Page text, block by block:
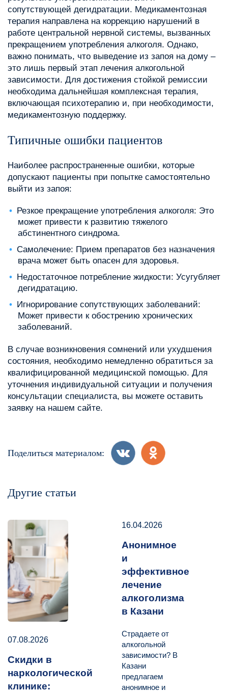
сопутствующей дегидратации. Медикаментозная
терапия направлена на коррекцию нарушений в
работе центральной нервной системы, вызванных
прекращением употребления алкоголя. Однако,
важно понимать, что выведение из запоя на дому –
это лишь первый этап лечения алкогольной
зависимости. Для достижения стойкой ремиссии
необходима дальнейшая комплексная терапия,
включающая психотерапию и, при необходимости,
медикаментозную поддержку.
Типичные ошибки пациентов
Наиболее распространенные ошибки, которые
допускают пациенты при попытке самостоятельно
выйти из запоя:
Резкое прекращение употребления алкоголя: Это
может привести к развитию тяжелого
абстинентного синдрома.
Самолечение: Прием препаратов без назначения
врача может быть опасен для здоровья.
Недостаточное потребление жидкости: Усугубляет
дегидратацию.
Игнорирование сопутствующих заболеваний:
Может привести к обострению хронических
заболеваний.
В случае возникновения сомнений или ухудшения
состояния, необходимо немедленно обратиться за
квалифицированной медицинской помощью. Для
уточнения индивидуальной ситуации и получения
консультации специалиста, вы можете оставить
заявку на нашем сайте.
Поделиться материалом:
Другие статьи
07.08.2026
Скидки в
наркологической
клинике:
16.04.2026
Анонимное
и
эффективное
лечение
алкоголизма
в Казани
Страдаете от
алкогольной
зависимости? В
Казани
предлагаем
анонимное и